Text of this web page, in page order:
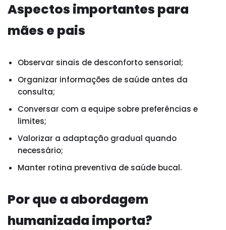
Aspectos importantes para
mães e pais
Observar sinais de desconforto sensorial;
Organizar informações de saúde antes da
consulta;
Conversar com a equipe sobre preferências e
limites;
Valorizar a adaptação gradual quando
necessário;
Manter rotina preventiva de saúde bucal.
Por que a abordagem
humanizada importa?